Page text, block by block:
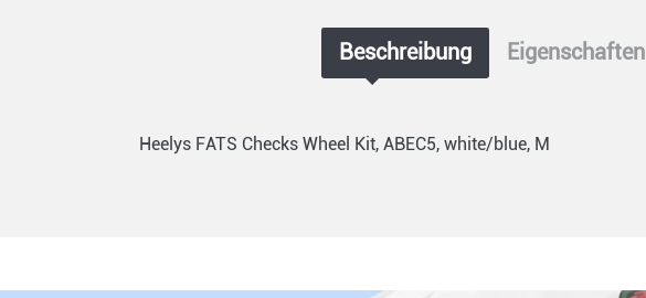
Beschreibung Eigenschaften
Heelys FATS Checks Wheel Kit, ABEC5, white/blue, M